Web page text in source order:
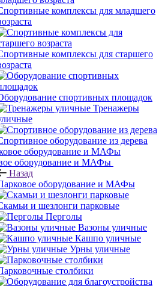
комплексы для младшего
комплексы для старшего
спортивных площадок
Тренажеры
оборудование из дерева
оборудование и МАФы
Назад
оборудование и МАФы
и шезлонги парковые
Перголы
Вазоны уличные
Кашпо уличные
Урны уличные
столбики